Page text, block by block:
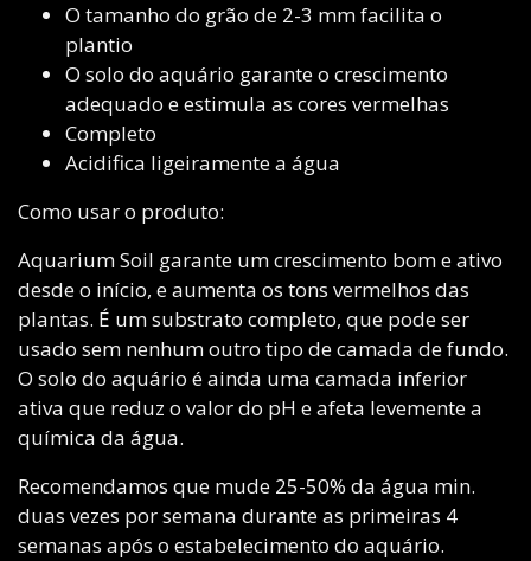
O tamanho do grão de 2-3 mm facilita o
plantio
O solo do aquário garante o crescimento
adequado e estimula as cores vermelhas
Completo
Acidifica ligeiramente a água
Como usar o produto:
Aquarium Soil garante um crescimento bom e ativo
desde o início, e aumenta os tons vermelhos das
plantas. É um substrato completo, que pode ser
usado sem nenhum outro tipo de camada de fundo.
O solo do aquário é ainda uma camada inferior
ativa que reduz o valor do pH e afeta levemente a
química da água.
Recomendamos que mude 25-50% da água min.
duas vezes por semana durante as primeiras 4
semanas após o estabelecimento do aquário.